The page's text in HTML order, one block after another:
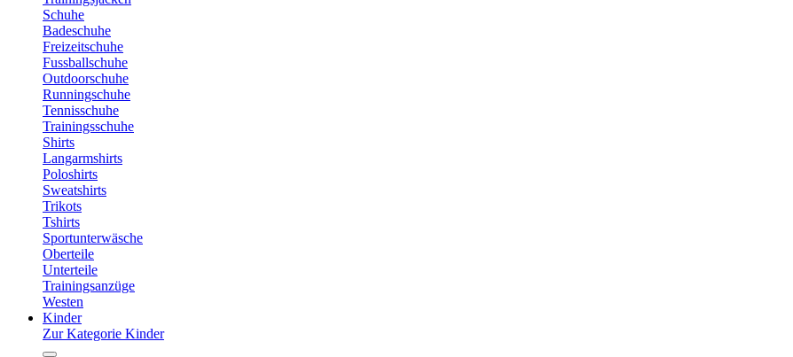
Schuhe
Badeschuhe
Freizeitschuhe
Fussballschuhe
Outdoorschuhe
Runningschuhe
Tennisschuhe
Trainingsschuhe
Shirts
Langarmshirts
Poloshirts
Sweatshirts
Trikots
Tshirts
Sportunterwäsche
Oberteile
Unterteile
Trainingsanzüge
Westen
Kinder
Zur Kategorie Kinder